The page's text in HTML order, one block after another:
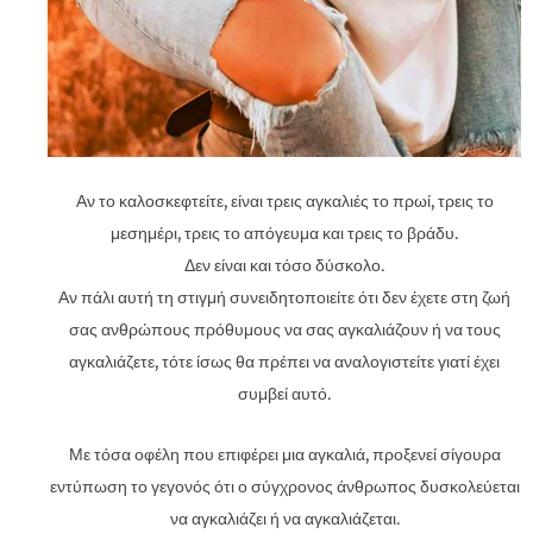
Αν το καλοσκεφτείτε, είναι τρεις αγκαλιές το πρωί, τρεις το
μεσημέρι, τρεις το απόγευμα και τρεις το βράδυ.
Δεν είναι και τόσο δύσκολο.
Αν πάλι αυτή τη στιγμή συνειδητοποιείτε ότι δεν έχετε στη ζωή
σας ανθρώπους πρόθυμους να σας αγκαλιάζουν ή να τους
αγκαλιάζετε, τότε ίσως θα πρέπει να αναλογιστείτε γιατί έχει
συμβεί αυτό.
Με τόσα οφέλη που επιφέρει μια αγκαλιά, προξενεί σίγουρα
εντύπωση το γεγονός ότι ο σύγχρονος άνθρωπος δυσκολεύεται
να αγκαλιάζει ή να αγκαλιάζεται.